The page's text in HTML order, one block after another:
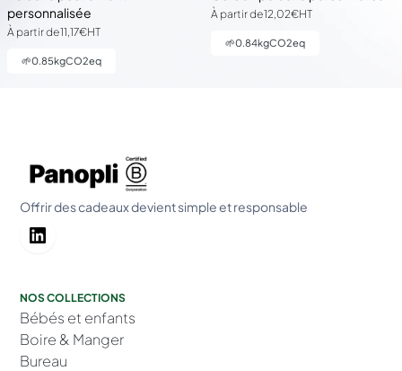
personnalisée
À partir de11,17€HT
🌱0.85kgCO2eq
À partir de12,02€HT
🌱0.84kgCO2eq
Offrir des cadeaux devient simple et responsable
NOS COLLECTIONS
Bébés et enfants
Boire & Manger
Bureau